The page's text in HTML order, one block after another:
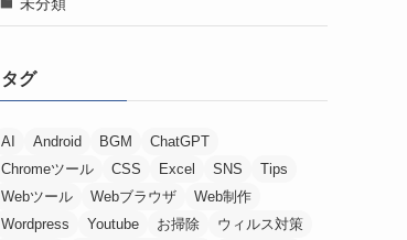
タグ
AI Android BGM
ChatGPT
Chromeツール
CSS Excel SNS
Tips
Webツール
Webブラウザ
Web制作
Wordpress
Youtube お掃除
ウィルス対策